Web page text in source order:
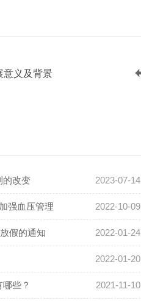
意义及背景
2023-07-14
的改变
2022-10-09
强血压管理
2022-01-24
假的通知
2022-01-20
2021-11-10
些？